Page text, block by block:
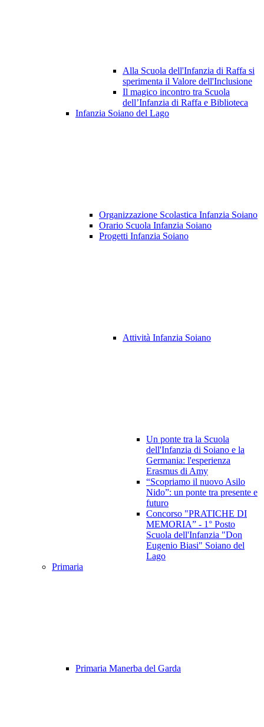
Alla Scuola dell'Infanzia di Raffa si
sperimenta il Valore dell'Inclusione
Il magico incontro tra Scuola
dell’Infanzia di Raffa e Biblioteca
Infanzia Soiano del Lago
Organizzazione Scolastica Infanzia Soiano
Orario Scuola Infanzia Soiano
Progetti Infanzia Soiano
Attività Infanzia Soiano
Un ponte tra la Scuola
dell'Infanzia di Soiano e la
Germania: l'esperienza
Erasmus di Amy
“Scopriamo il nuovo Asilo
Nido”: un ponte tra presente e
futuro
Concorso "PRATICHE DI
MEMORIA” - 1° Posto
Scuola dell'Infanzia "Don
Eugenio Biasi" Soiano del
Lago
Primaria
Primaria Manerba del Garda